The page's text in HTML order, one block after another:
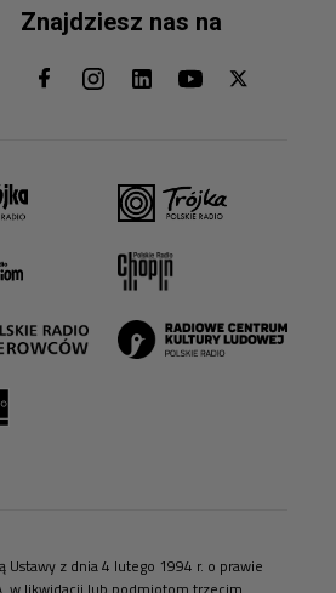
Znajdziesz nas na
z dnia 4 lutego 1994 r. o prawie